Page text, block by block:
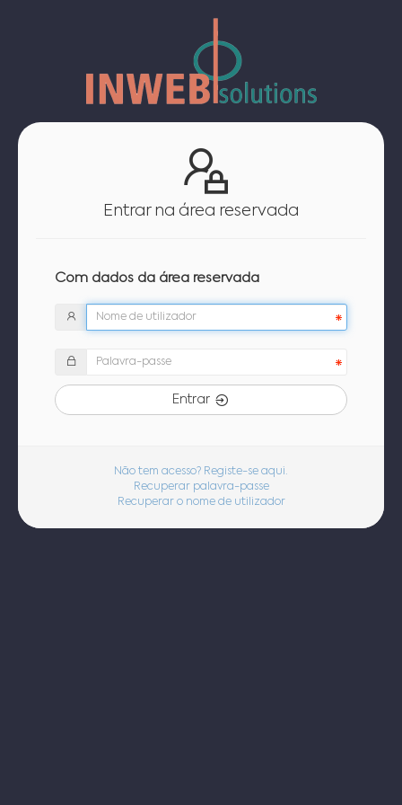
Entrar na área reservada
Com dados da área reservada
Entrar
Não tem acesso? Registe-se aqui.
Recuperar palavra-passe
Recuperar o nome de utilizador